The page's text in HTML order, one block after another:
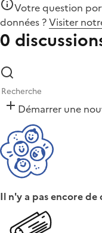
Votre question
données ?Visiter
0
Démarrer une
Il n'y a pas encore de